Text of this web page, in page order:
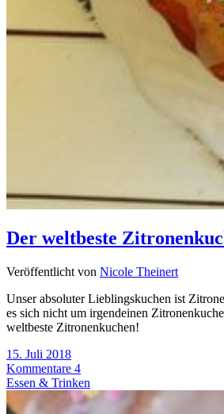
Der weltbeste
Veröffentlicht von Nicole Theinert
Unser absoluter Lieblingskuchen ist
es sich nicht um irgendeinen
weltbeste Zitronenkuchen!
15. Juli 2018
Kommentare 4
Essen & Trinken